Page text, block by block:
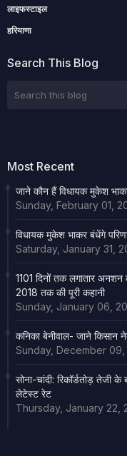
लाइफस्टाइल
हरियाणा
Search This Blog
Most Recent
जाने कौन हैं विधायक मुकेश
Sunday, February 01,
विधायक मुकेश भाकर बंधेंगे
Saturday, January 31,
1101 दिनों तक लगातार अनशन
2018 तक की पूरी कहानी
Sunday, January 06,
कनिका बेनीवाल- जाने किसान
Sunday, December 09,
सोना-चांदी: रिकॉर्डतोड़ तेजी
लेटेस्ट रेट
Thursday, January 22,